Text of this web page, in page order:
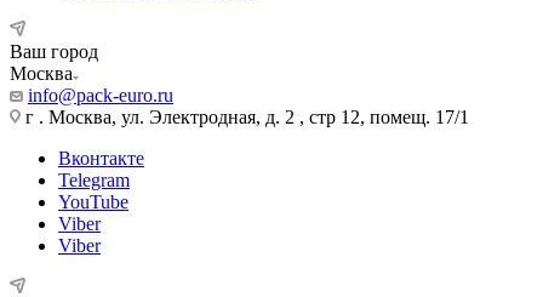
Ваш город
Москва
info@pack-euro.ru
г . Москва, ул. Электродная, д. 2 , стр 12, помещ. 17/1
Вконтакте
Telegram
YouTube
Viber
Viber